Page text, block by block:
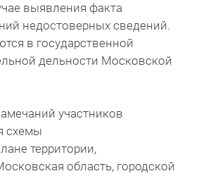
выявления факта
недостоверных сведений.
в государственной
дельности Московской
участников
схемы
территории,
область, городской